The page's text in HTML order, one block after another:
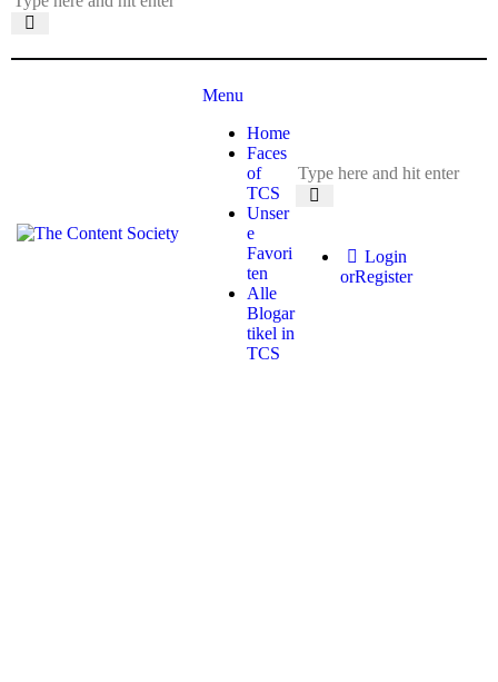
Menu
Home
Faces
of
TCS
Unser
e
Favori
ten
Alle
Blogar
tikel in
TCS
Login
orRegister